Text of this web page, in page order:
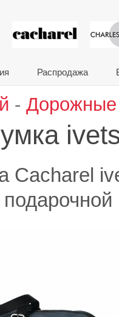
Распродажа
- Дорожные
Cacharel